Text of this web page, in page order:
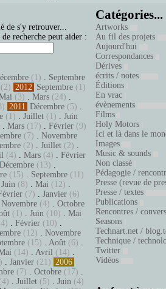
de s'y retrouver...
recherche peut aider :
(1) . Septembre
(2) 2012 Septembre (1)
(3) . Mars (24) .
2011 Décembre (5) .
(1) . Juillet (1) . Juin
. Mars (17) . Février (9)
(7) . Novembre
(2) . Juillet (2) .
(4) . Mars (4) . Février
Décembre (13) .
(15) . Septembre (11)
Juin (8) . Mai (12) .
(7) . Janvier (6)
Novembre (4) . Octobre
(1) . Juin (10) . Mai
. Février (10) .
(12) . Novembre
(15) . Août (6) .
(14) . Avril (14) .
. Janvier (21) 2006
(7) . Octobre (17) .
(4) . Juillet (5) . Juin (4)
Catégories...
Artworks
Au fil des projets
Aujourd'hui
Correspondances
Dérives
écrits / notes
Éditions
En vrac
évènements
Films
Holy Motors
Ici et là dans le
Images
Music & sounds
Non classé
Pédagogie /
Presse (revue de
Presse / textes
Publications
Rencontres /
Seasons
Technart.net /
Technique /
Twitter
Vidéos